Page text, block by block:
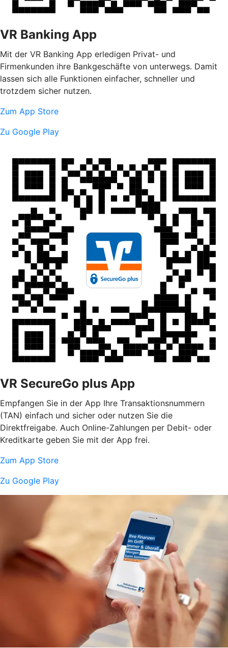
VR Banking App
Mit der VR Banking App erledigen Privat- und
Firmenkunden ihre Bankgeschäfte von unterwegs. Damit
lassen sich alle Funktionen einfacher, schneller und
trotzdem sicher nutzen.
Zum App Store
Zu Google Play
VR SecureGo plus App
Empfangen Sie in der App Ihre Transaktionsnummern
(TAN) einfach und sicher oder nutzen Sie die
Direktfreigabe. Auch Online-Zahlungen per Debit- oder
Kreditkarte geben Sie mit der App frei.
Zum App Store
Zu Google Play